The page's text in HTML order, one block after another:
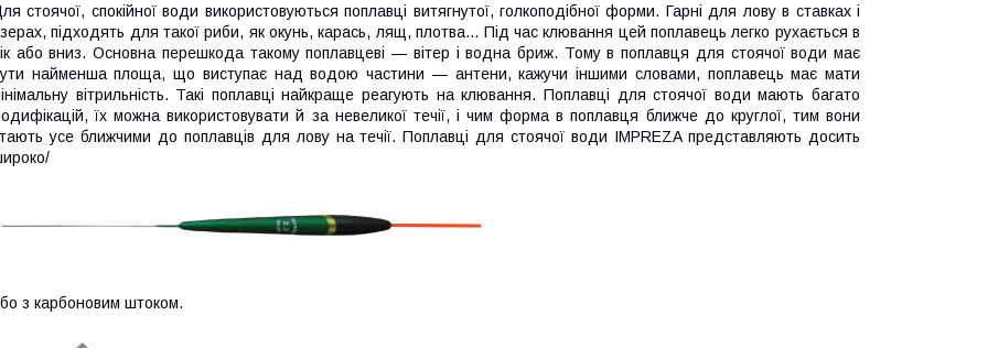
стоячої, спокійної води використовуються поплавці витягнутої, голкоподібної форми. Гарні для лову в ставках і
підходять для такої риби, як окунь, карась, лящ, плотва... Під час клювання цей поплавець легко рухається в
або вниз. Основна перешкода такому поплавцеві — вітер і водна бриж. Тому в поплавця для стоячої води має
найменша площа, що виступає над водою частини — антени, кажучи іншими словами, поплавець має мати
вітрильність. Такі поплавці найкраще реагують на клювання. Поплавці для стоячої води мають багато
їх можна використовувати й за невеликої течії, і чим форма в поплавця ближче до круглої, тим вони
усе ближчими до поплавців для лову на течії. Поплавці для стоячої води IMPREZA представляють досить
з карбоновим штоком.